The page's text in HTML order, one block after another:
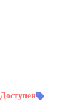
Доступен